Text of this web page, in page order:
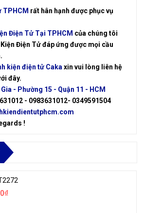
TPHCM rất hân hạnh được phục vụ
Điện Tử Tại TPHCM của chúng tôi
Điện Tử đáp ứng được mọi cầu
kiện điện tử Caka xin vui lòng liên hệ
đây.
- Phường 15 - Quận 11 - HCM
- 0983631012- 0349591504
!